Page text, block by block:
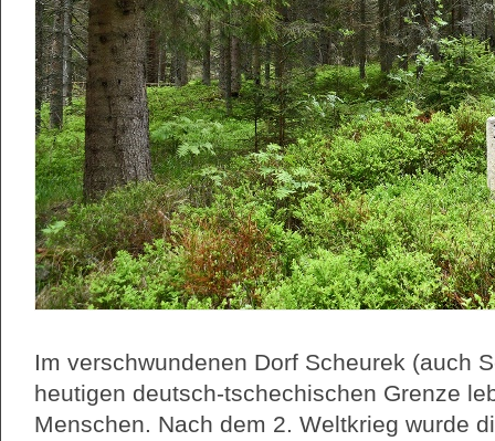
Im verschwundenen Dorf Scheurek (auch
heutigen deutsch-tschechischen Grenze
Menschen. Nach dem 2. Weltkrieg wurde